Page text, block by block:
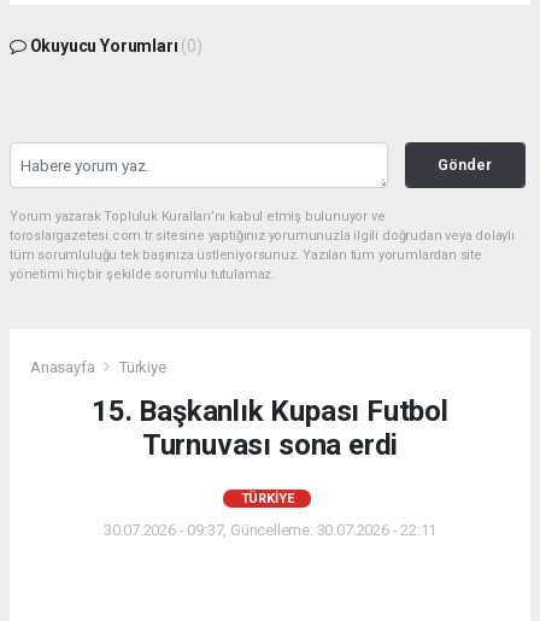
Okuyucu Yorumları (0)
Gönder
Yorum yazarak Topluluk Kuralları’nı kabul etmiş bulunuyor ve
toroslargazetesi.com.tr sitesine yaptığınız yorumunuzla ilgili doğrudan veya dolaylı
tüm sorumluluğu tek başınıza üstleniyorsunuz. Yazılan tüm yorumlardan site
yönetimi hiçbir şekilde sorumlu tutulamaz.
Anasayfa Türkiye
15. Başkanlık Kupası Futbol
Turnuvası sona erdi
TÜRKIYE
30.07.2026 - 09:37, Güncelleme: 30.07.2026 - 22:11